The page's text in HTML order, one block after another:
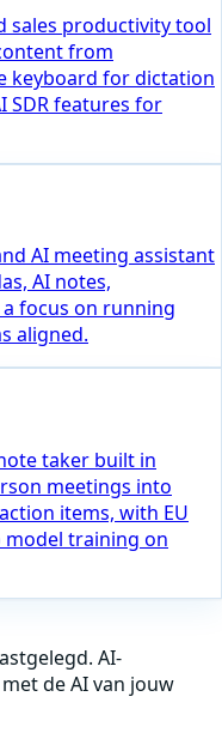
sales productivity tool
from
keyboard for dictation
SDR features for
AI meeting assistant
AI notes,
focus on running
aligned.
taker built in
meetings into
items, with EU
model training on
AI-
de AI van jouw